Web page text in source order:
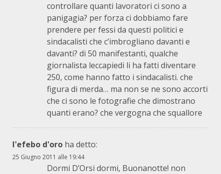
controllare quanti lavoratori ci sono a
panigagia? per forza ci dobbiamo fare
prendere per fessi da questi politici e
sindacalisti che c’imbrogliano davanti e
davanti? di 50 manifestanti, qualche
giornalista leccapiedi li ha fatti diventare
250, come hanno fatto i sindacalisti. che
figura di merda… ma non se ne sono accorti
che ci sono le fotografie che dimostrano
quanti erano? che vergogna che squallore
l'efebo d'oro ha detto:
25 Giugno 2011 alle 19:44
Dormi D’Orsi dormi, Buonanotte! non